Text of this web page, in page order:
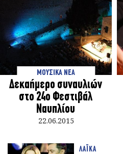
ΜΟΥΣΙΚΑ ΝΕΑ
Δεκαήμερο συναυλιών
στο 24ο Φεστιβάλ
Ναυπλίου
22.06.2015
ΛΑΪΚΑ